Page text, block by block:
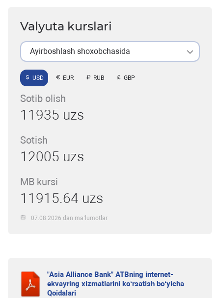
Valyuta kurslari
Ayirboshlash shoxobchasida
USD EUR RUB GBP
Sotib olish
11935 uzs
Sotish
12005 uzs
MB kursi
11915.64 uzs
07.08.2026 dan ma’lumotlar
"Asia Alliance Bank" ATBning internet-
ekvayring xizmatlarini ko‘rsatish bo‘yicha
Qoidalari